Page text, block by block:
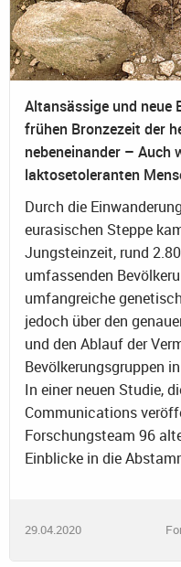
Altansässige und neue
frühen Bronzezeit der
nebeneinander – Auch
laktosetoleranten
Durch die
eurasischen Steppe
Jungsteinzeit, rund
umfassenden
umfangreiche
jedoch über den
und den Ablauf der
Bevölkerungsgruppen
In einer neuen Studie,
Communications
Forschungsteam 96
Einblicke in die
29.04.2020